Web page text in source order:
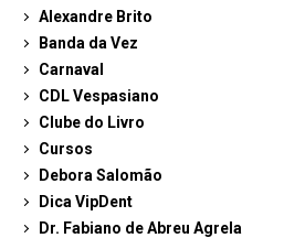
Alexandre Brito
Banda da Vez
Carnaval
CDL Vespasiano
Clube do Livro
Cursos
Debora Salomão
Dica VipDent
Dr. Fabiano de Abreu Agrela